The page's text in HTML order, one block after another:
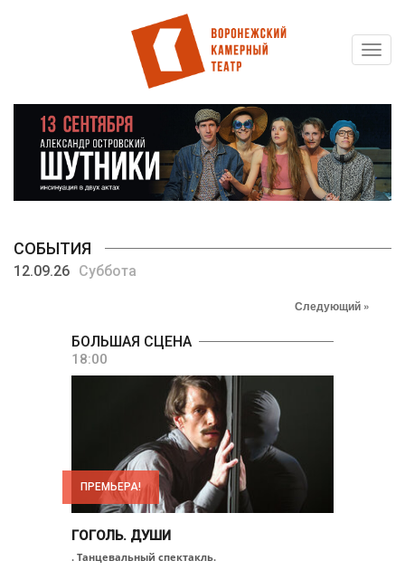
основному
содержанию
СОБЫТИЯ
12.09.26 Суббота
Следующий »
БОЛЬШАЯ СЦЕНА
18:00
ПРЕМЬЕРА!
ГОГОЛЬ. ДУШИ
. Танцевальный спектакль.